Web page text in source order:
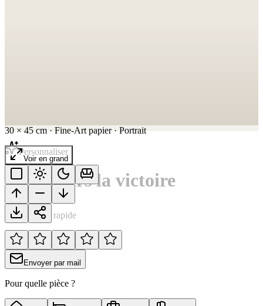
30 × 45 cm · Fine-Art papier· Portrait
Voir en grand
Personnaliser
Galop vers la victoire
Notation rapide
Envoyer par mail
Pour quelle pièce ?